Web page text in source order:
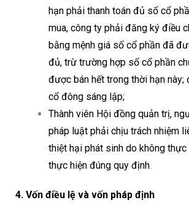
hạn phải thanh toán đủ số cổ
mua, công ty phải đăng ký điều
bằng mệnh giá số cổ phần đã
đủ, trừ trường hợp số cổ phần
được bán hết trong thời hạn
cổ đông sáng lập;
Thành viên Hội đồng quản trị,
pháp luật phải chịu trách nhiệm
thiệt hại phát sinh do không thực
thực hiện đúng quy định
4. Vốn điều lệ và vốn pháp định